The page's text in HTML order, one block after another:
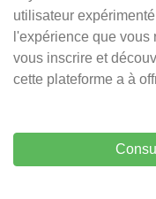
utilisateur
l'expérience que
vous inscrire et
cette plateforme a à